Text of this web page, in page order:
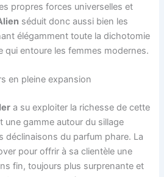
propres forces universelles et
séduit donc aussi bien les
élégamment toute la dichotomie
qui entoure les femmes modernes.
en pleine expansion
a su exploiter la richesse de cette
une gamme autour du sillage
déclinaisons du parfum phare. La
pour offrir à sa clientèle une
fin, toujours plus surprenante et